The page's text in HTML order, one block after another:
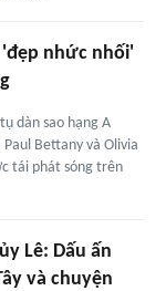
'đẹp nhức nhối'
dàn sao hạng A
Bettany và Olivia
tái phát sóng trên
Lê: Dấu ấn
và chuyện